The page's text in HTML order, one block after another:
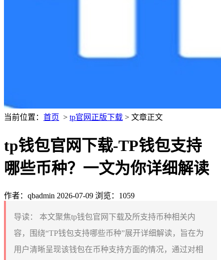
当前位置： 首页 > tp官网正版下载 > 文章正文
tp钱包官网下载-TP钱包支持
哪些币种？一文为你详细解读
作者：qbadmin 2026-07-09 浏览：1059
导读：
本文聚焦tp钱包官网下载及所支持币种相关内
容，围绕“TP钱包支持哪些币种”展开详细解读，旨在为
用户清晰呈现该钱包在币种支持方面的情况，通过对相